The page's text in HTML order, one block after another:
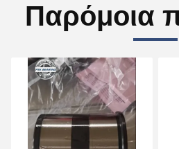
Παρόμοια